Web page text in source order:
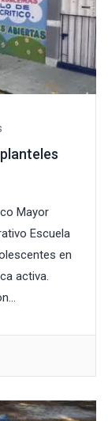
Mayor
Escuela
en
activa.